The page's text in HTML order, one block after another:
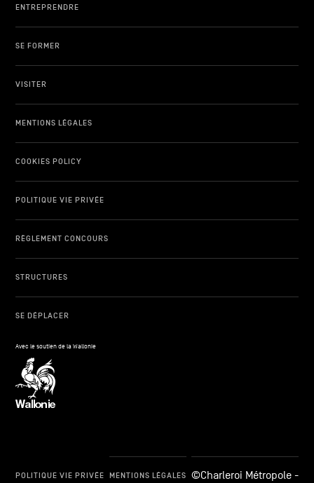
ENTREPRENDRE
SE FORMER
VISITER
MENTIONS LÉGALES
COOKIES POLICY
POLITIQUE VIE PRIVÉE
RÈGLEMENT CONCOURS
STRUCTURES
SE DÉPLACER
Avec le soutien de la Wallonie
POLITIQUE VIE PRIVÉE MENTIONS LÉGALES ©Charleroi Métropole -